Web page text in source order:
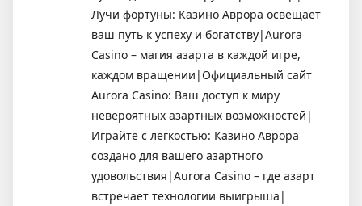
Лучи фортуны: Казино Аврора освещает
ваш путь к успеху и богатству|Aurora
Casino – магия азарта в каждой игре,
каждом вращении|Официальный сайт
Aurora Casino: Ваш доступ к миру
невероятных азартных возможностей|
Играйте с легкостью: Казино Аврора
создано для вашего азартного
удовольствия|Aurora Casino – где азарт
встречает технологии выигрыша|